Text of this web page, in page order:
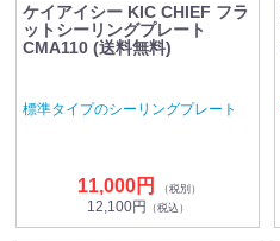
ケイアイシー KIC CHIEF フラ
ットシーリングプレート
CMA110 (送料無料)
標準タイプのシーリングプレート
11,000円 （税別）
12,100円 （税込）